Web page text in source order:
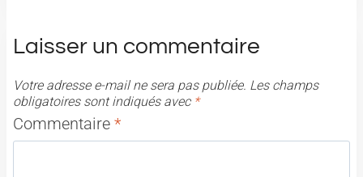
Laisser un commentaire
Votre adresse e-mail ne sera pas publiée. Les champs
obligatoires sont indiqués avec *
Commentaire *